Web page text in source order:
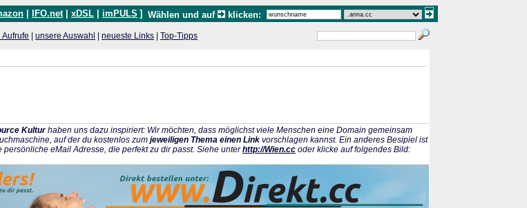
IFO.net xDSL imPULS ] Wählen und auf klicken:
Aufrufe unsere Auswahl neueste Links Top-Tipps
Kulturhaben uns dazu inspiriert: Wir möchten, dass möglichst viele Menschen eine Domain gemeinsam
auf der du kostenlos zum jeweiligen Thema einen Link vorschlagen kannst. Ein anderes Besipiel ist
persönliche eMail Adresse, die perfekt zu dir passt. Siehe unterhttp://Wien.cc oder klicke auf folgendes Bild: